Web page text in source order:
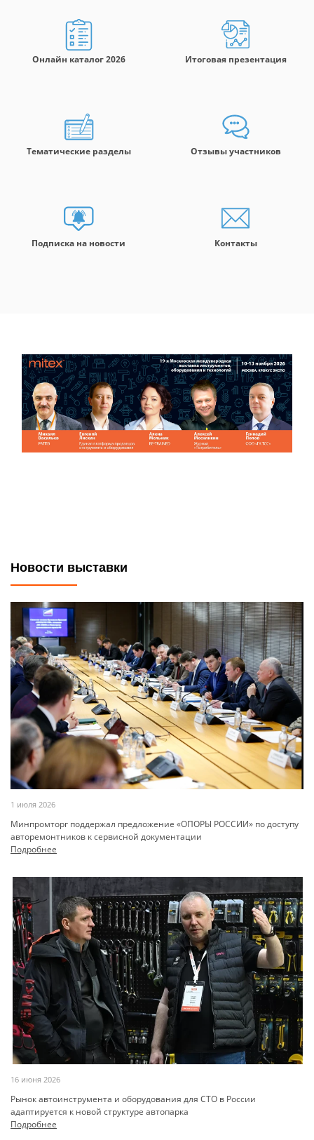
Онлайн каталог 2026 Итоговая презентация
Тематические разделы Отзывы участников
Подписка на новости Контакты
Новости выставки
1 июля 2026
Минпромторг поддержал предложение «ОПОРЫ РОССИИ» по доступу
авторемонтников к сервисной документации
Подробнее
16 июня 2026
Рынок автоинструмента и оборудования для СТО в России
адаптируется к новой структуре автопарка
Подробнее